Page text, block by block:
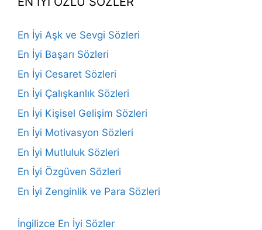
En İyi Aşk ve Sevgi Sözleri
En İyi Başarı Sözleri
En İyi Cesaret Sözleri
En İyi Çalışkanlık Sözleri
En İyi Kişisel Gelişim Sözleri
En İyi Motivasyon Sözleri
En İyi Mutluluk Sözleri
En İyi Özgüven Sözleri
En İyi Zenginlik ve Para Sözleri
İngilizce En İyi Sözler